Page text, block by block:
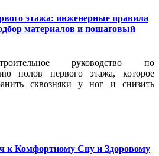
этажа: инженерные правила
материалов и пошаговый
руководство по
полов первого этажа, которое
сквозняки у ног и снизить
к Комфортному Сну и Здоровому